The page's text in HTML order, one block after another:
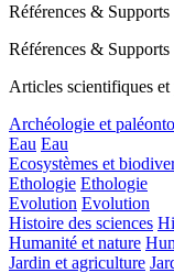
Références & Supports
Références & Supports
Articles scientifiques et
Archéologie et
Eau Eau
Ecosystèmes et
Ethologie Ethologie
Evolution Evolution
Histoire des sciences
Humanité et nature
Jardin et agriculture